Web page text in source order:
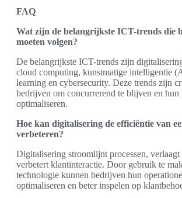
FAQ
Wat zijn de belangrijkste ICT-trends die
moeten volgen?
De belangrijkste ICT-trends zijn
cloud computing, kunstmatige intelligentie
learning en cybersecurity. Deze trends zijn
bedrijven om concurrerend te blijven en hun
optimaliseren.
Hoe kan digitalisering de efficiëntie van
verbeteren?
Digitalisering stroomlijnt processen, verlaagt
verbetert klantinteractie. Door gebruik te
technologie kunnen bedrijven hun
optimaliseren en beter inspelen op